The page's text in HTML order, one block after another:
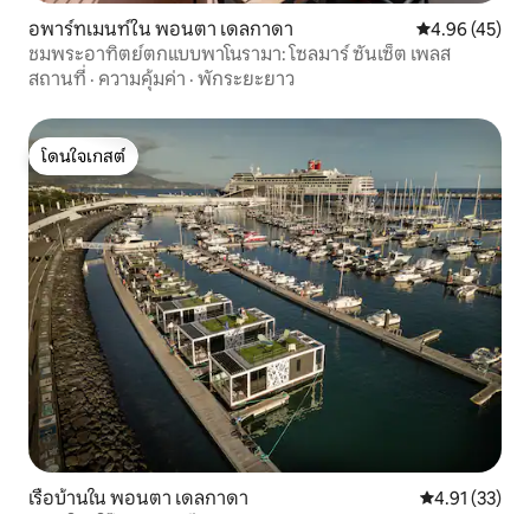
อพาร์ทเมนท์ใน พอนตา เดลกาดา คะแนนเฉลี่ย
4.96 (45)
ชมพระอาทิตย์ตกแบบพาโนรามา: โซลมาร์ ซันเซ็ต เพลส
สถานที่ · ความคุ้มค่า · พักระยะยาว
โดนใจเกสต์
โดนใจเกสต์
เรือบ้านใน พอนตา เดลกาดา คะแนนเฉลี่ย
4.91 (33)